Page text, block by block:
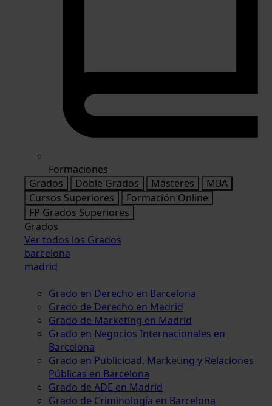
Formaciones
Grados
Doble Grados Másteres
MBA
Cursos Superiores
Formación Online
FP Grados Superiores
Grados
Ver todos los Grados
barcelona
madrid
Grado en Derecho en Barcelona
Grado de Derecho en Madrid
Grado de Marketing en Madrid
Grado en Negocios Internacionales en
Barcelona
Grado en Publicidad, Marketing y Relaciones
Públicas en Barcelona
Grado de ADE en Madrid
Grado de Criminología en Barcelona